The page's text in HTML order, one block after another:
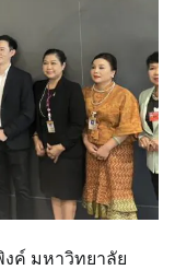
ค์ มหาวิทยาลัย